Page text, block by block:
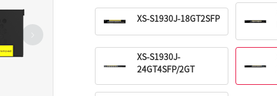
XS-S1930J-18GT2SFP
XS-S1930J-
24GT4SFP/2GT